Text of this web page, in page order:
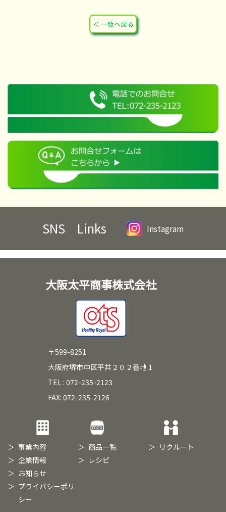
＜ 一覧へ戻る
SNS Links Instagram
大阪太平商事株式会社
〒599-8251
大阪府堺市中区平井２０２番地１
TEL : 072-235-2123
FAX: 072-235-2126
事業内容
企業情報
お知らせ
プライバシーポリ
シー
商品一覧
レシピ
リクルート